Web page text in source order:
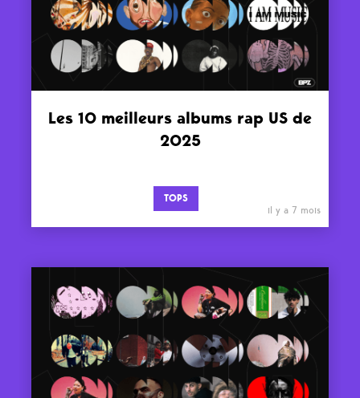
Les 10 meilleurs albums rap US de
2025
TOPS
il y a 7 mois